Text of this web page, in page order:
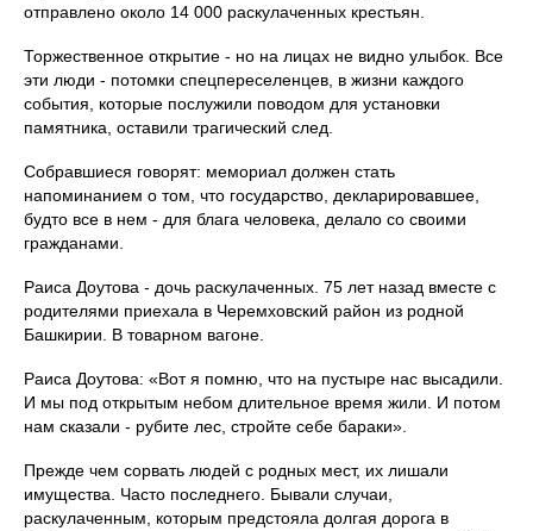
отправлено около 14 000 раскулаченных крестьян.
Торжественное открытие - но на лицах не видно улыбок. Все
эти люди - потомки спецпереселенцев, в жизни каждого
события, которые послужили поводом для установки
памятника, оставили трагический след.
Собравшиеся говорят: мемориал должен стать
напоминанием о том, что государство, декларировавшее,
будто все в нем - для блага человека, делало со своими
гражданами.
Раиса Доутова - дочь раскулаченных. 75 лет назад вместе с
родителями приехала в Черемховский район из родной
Башкирии. В товарном вагоне.
Раиса Доутова: «Вот я помню, что на пустыре нас высадили.
И мы под открытым небом длительное время жили. И потом
нам сказали - рубите лес, стройте себе бараки».
Прежде чем сорвать людей с родных мест, их лишали
имущества. Часто последнего. Бывали случаи,
раскулаченным, которым предстояла долгая дорога в